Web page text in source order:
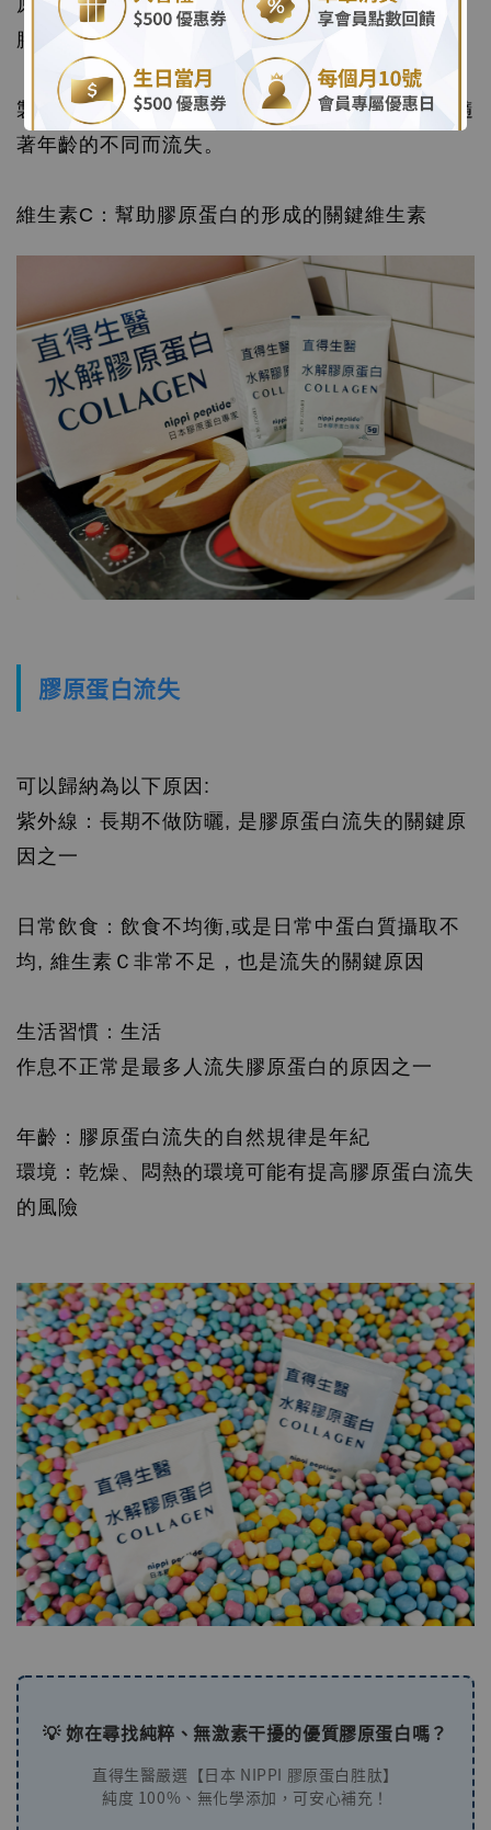
.
原料：胺基酸，像是我們每餐吃的東西(蛋白質、
膠原蛋白食物等等)
製造廠：纖維母細胞是製造膠原蛋白的地方，會隨
著年齡的不同而流失。
維生素C：幫助膠原蛋白的形成的關鍵維生素
膠原蛋白流失
可以歸納為以下原因:
紫外線：長期不做防曬, 是膠原蛋白流失的關鍵原
因之一
日常飲食：飲食不均衡,或是日常中蛋白質攝取不
均, 維生素Ｃ非常不足，也是流失的關鍵原因
生活習慣：生活
作息不正常是最多人流失膠原蛋白的原因之一
年齡：膠原蛋白流失的自然規律是年紀
環境：乾燥、悶熱的環境可能有提高膠原蛋白流失
的風險
💡 妳在尋找純粹、無激素干擾的優質膠原蛋白嗎？
直得生醫嚴選【日本 NIPPI 膠原蛋白胜肽】
純度 100%、無化學添加，可安心補充！